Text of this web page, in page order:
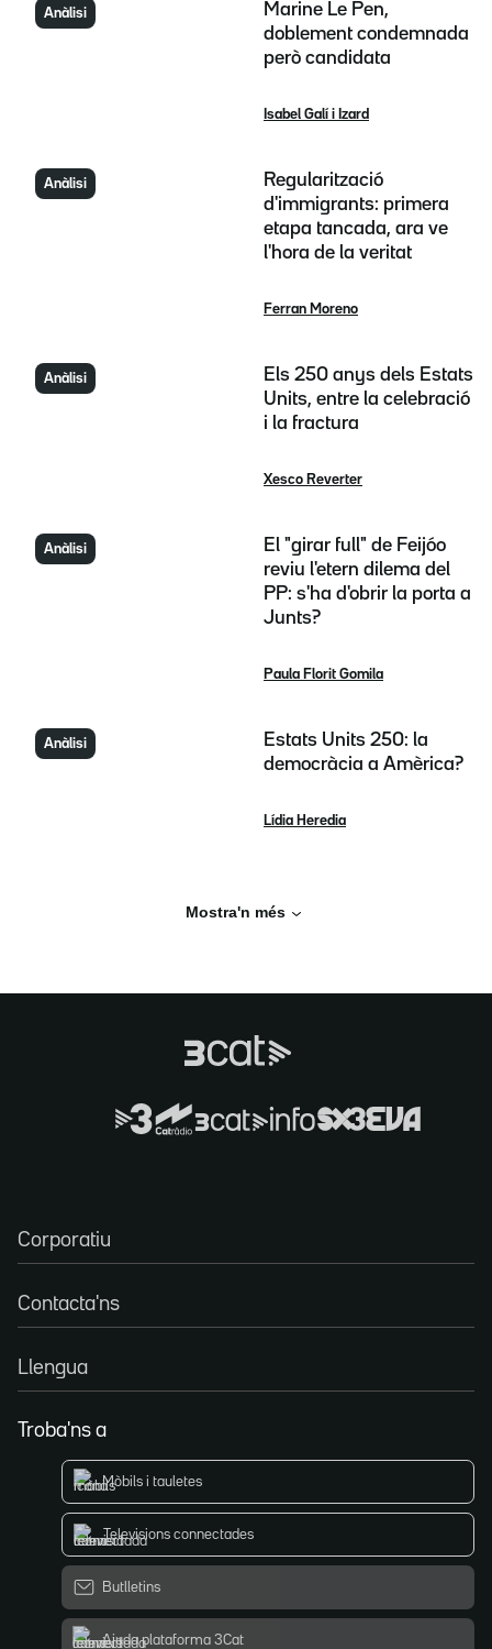
Anàlisi
Marine Le Pen,
doblement condemnada
però candidata
Isabel Galí i Izard
Anàlisi
Regularització
d'immigrants: primera
etapa tancada, ara ve
l'hora de la veritat
Ferran Moreno
Anàlisi
Els 250 anys dels Estats
Units, entre la celebració
i la fractura
Xesco Reverter
Anàlisi
El "girar full" de Feijóo
reviu l'etern dilema del
PP: s'ha d'obrir la porta a
Junts?
Paula Florit Gomila
Anàlisi
Estats Units 250: la
democràcia a Amèrica?
Lídia Heredia
Mostra'n més
Corporatiu
Contacta'ns
Llengua
Troba'ns a
Mòbils i tauletes
Televisions connectades
Butlletins
Ajuda plataforma 3Cat